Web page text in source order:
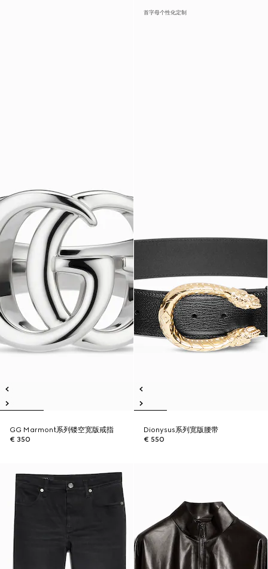
GG Marmont系列镂空宽版戒指
€ 350
首字母个性化定制
Dionysus系列宽版腰带
€ 550